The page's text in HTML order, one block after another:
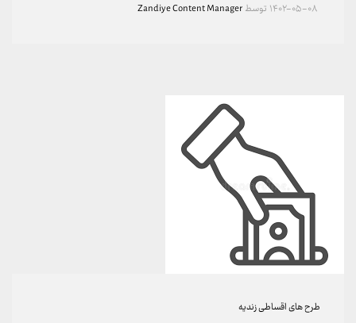
۱۴۰۲-۰۵-۰۸ توسطZandiye Content Manager
طرح های اقساطی زندیه